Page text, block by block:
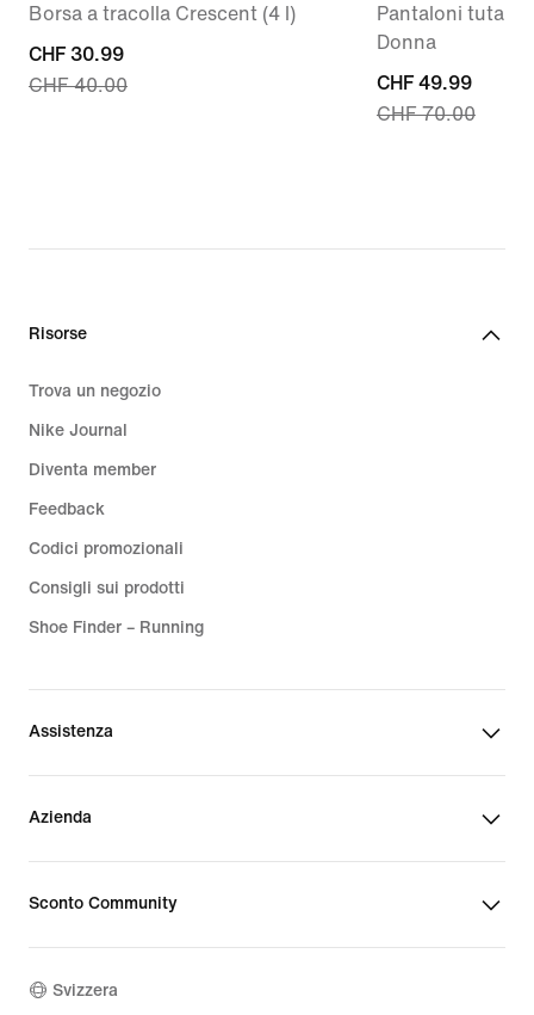
Borsa a tracolla Crescent (4 l)
current
price
CHF
CHF 30.99
CHF 40.00
Pantaloni tuta
Donna
current
price
price
CHF 49.99
CHF 70.00
Risorse
Trova un negozio
Nike Journal
Diventa member
Feedback
Codici promozionali
Consigli sui prodotti
Shoe Finder – Running
Assistenza
Azienda
Sconto Community
Svizzera